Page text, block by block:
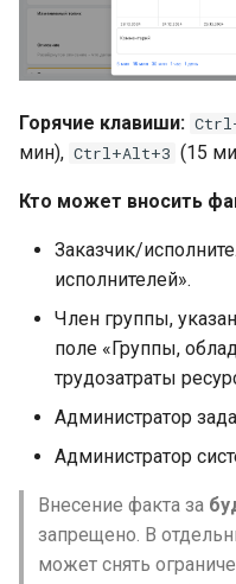
Горячие клавиши:
мин), Ctrl+Alt+3 (15
Кто может вносить
Заказчик/
исполнителей».
Член группы,
поле «Группы,
трудозатраты
Администратор
Администратор
Внесение факта за
запрещено. В
может снять